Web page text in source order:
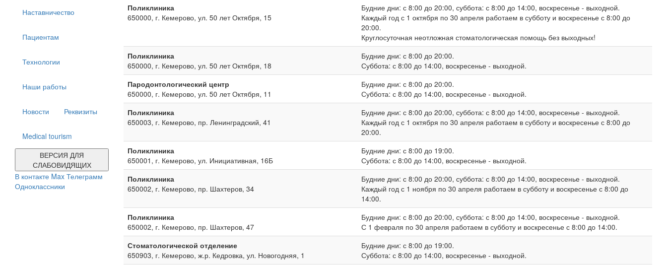
Наставничество
Пациентам
Технологии
Наши работы
Новости Реквизиты
Medical tourism
ВЕРСИЯ ДЛЯ
СЛАБОВИДЯЩИХ
В контакте Max Телеграмм
Одноклассники
Поликлиника
650000, г. Кемерово, ул. 50 лет Октября, 15
Будние дни: с 8:00 до 20:00, суббота: с 8:00 до 14:00, воскресенье - выходной.
Каждый год с 1 октября по 30 апреля работаем в субботу и воскресенье с 8:00 до
20:00.
Круглосуточная неотложная стоматологическая помощь без выходных!
Поликлиника
650000, г. Кемерово, ул. 50 лет Октября, 18
Будние дни: с 8:00 до 20:00.
Суббота: с 8:00 до 14:00, воскресенье - выходной.
Пародонтологический центр
650000, г. Кемерово, ул. 50 лет Октября, 11
Будние дни: с 8:00 до 20:00.
Суббота: с 8:00 до 14:00, воскресенье - выходной.
Поликлиника
650003, г. Кемерово, пр. Ленинградский, 41
Будние дни: с 8:00 до 20:00, суббота: с 8:00 до 14:00, воскресенье - выходной.
Каждый год с 1 октября по 30 апреля работаем в субботу и воскресенье с 8:00 до
20:00.
Поликлиника
650001, г. Кемерово, ул. Инициативная, 16Б
Будние дни: с 8:00 до 19:00.
Суббота: с 8:00 до 14:00, воскресенье - выходной.
Поликлиника
650002, г. Кемерово, пр. Шахтеров, 34
Будние дни: с 8:00 до 20:00, суббота: с 8:00 до 14:00, воскресенье - выходной.
Каждый год с 1 ноября по 30 апреля работаем в субботу и воскресенье с 8:00 до
14:00.
Поликлиника
650002, г. Кемерово, пр. Шахтеров, 47
Будние дни: с 8:00 до 20:00, суббота: с 8:00 до 14:00, воскресенье - выходной.
С 1 февраля по 30 апреля работаем в субботу и воскресенье с 8:00 до 14:00.
Стоматологической отделение
650903, г. Кемерово, ж.р. Кедровка, ул. Новогодняя, 1
Будние дни: с 8:00 до 19:00.
Суббота: с 8:00 до 14:00, воскресенье - выходной.